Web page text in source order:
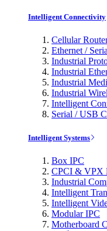
Intelligent Connectivity
Cellular
Ethernet /
Industrial
Industrial
Industrial
Industrial
Intelligent
Serial / USB
Intelligent Systems
Box IPC
CPCI & VPX
Industrial
Intelligent
Intelligent
Modular IPC
Motherboard